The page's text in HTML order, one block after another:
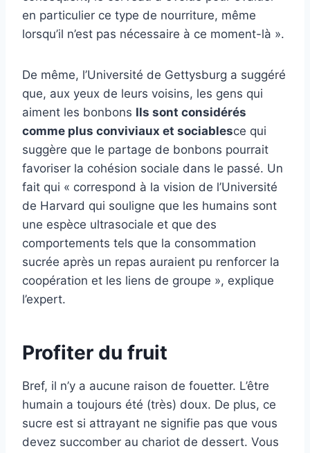
en particulier ce type de nourriture, même
lorsqu’il n’est pas nécessaire à ce moment-là ».
De même, l’Université de Gettysburg a suggéré
que, aux yeux de leurs voisins, les gens qui
aiment les bonbons Ils sont considérés
comme plus conviviaux et sociablesce qui
suggère que le partage de bonbons pourrait
favoriser la cohésion sociale dans le passé. Un
fait qui « correspond à la vision de l’Université
de Harvard qui souligne que les humains sont
une espèce ultrasociale et que des
comportements tels que la consommation
sucrée après un repas auraient pu renforcer la
coopération et les liens de groupe », explique
l’expert.
Profiter du fruit
Bref, il n’y a aucune raison de fouetter. L’être
humain a toujours été (très) doux. De plus, ce
sucre est si attrayant ne signifie pas que vous
devez succomber au chariot de dessert. Vous